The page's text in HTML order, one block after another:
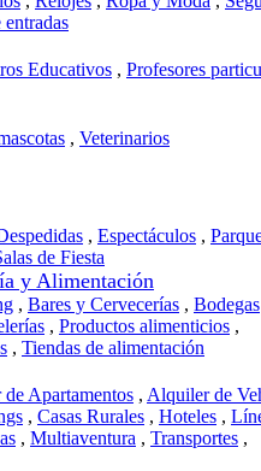
entradas
Educativos , Profesores
, Veterinarios
, Espectáculos ,
de Fiesta
y Alimentación
, Bares y Cervecerías , Bodegas
, Productos alimenticios ,
, Tiendas de alimentación
Apartamentos , Alquiler de
, Casas Rurales , Hoteles ,
, Multiaventura , Transportes ,